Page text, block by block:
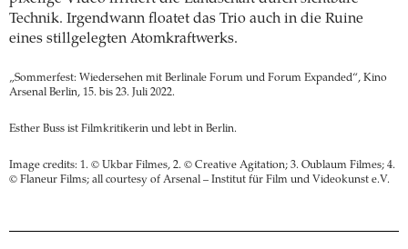
Technik. Irgendwann floatet das Trio auch in die Ruine
eines stillgelegten Atomkraftwerks.
„Sommerfest: Wiedersehen mit Berlinale Forum und Forum Expanded“, Kino
Arsenal Berlin, 15. bis 23. Juli 2022.
Esther Buss ist Filmkritikerin und lebt in Berlin.
Image credits: 1. © Ukbar Filmes, 2. © Creative Agitation; 3. Oublaum Filmes; 4.
© Flaneur Films; all courtesy of Arsenal – Institut für Film und Videokunst e.V.